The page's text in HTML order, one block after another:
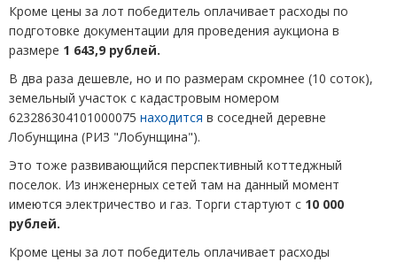
Кроме цены за лот победитель оплачивает расходы по
подготовке документации для проведения аукциона в
размере 1 643,9 рублей.
В два раза дешевле, но и по размерам скромнее (10 соток),
земельный участок с кадастровым номером
623286304101000075 находится в соседней деревне
Лобунщина (РИЗ "Лобунщина").
Это тоже развивающийся перспективный коттеджный
поселок. Из инженерных сетей там на данный момент
имеются электричество и газ. Торги стартуют с 10 000
рублей.
Кроме цены за лот победитель оплачивает расходы